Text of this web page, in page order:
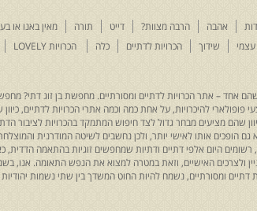
אהבה הרבה מצוות? דייט תורה מאין באנו או
עצמי
שידוך הכרויות לדתיים כלה הכרויות LOVELY
אחד – אתר הכרויות לדתיים ומסורתיים. מחפשת בן זוג דתי?
פופולארי להיכרויות, על אחת כמה וכמה אתרי הכרויות לדתיים,
שהם מציעים מבחר גדול לצד חיפוש המתמקד בהכרויות לציבור
הופכים אותו לאישי יותר, ולכן נחשבים לשיטה המודרנית
רשומים היום אלפי דתיים ודתיות שמחפשים זוגיות בהתאמה
ולצרכים האישיים, וזאת במטרה למצוא את הנפש התאומה. אנו,
דתיים ומסורתיים, נשמח להיות החוט המשדך בין שתי נשמות